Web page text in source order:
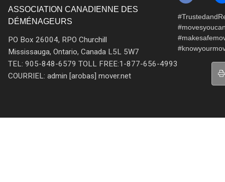
ASSOCIATION CANADIENNE DES
DÉMÉNAGEURS
PO Box 26004, RPO Churchill
Mississauga, Ontario, Canada L5L 5W7
TEL: 905-848-6579 TOLL FREE:1-877-656-4993
COURRIEL: admin [arobas] mover.net